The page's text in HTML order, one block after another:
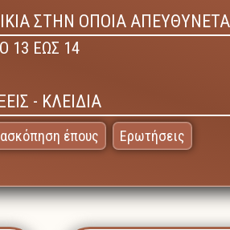
ΣΤΗΝ ΟΠΟΙΑ
13 ΕΩΣ 14
- ΚΛΕΙΔΙΑ
έπους Ερωτήσεις